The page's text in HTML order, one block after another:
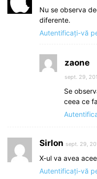
Nu se observa
diferente.
Autentificați-vă
zaone
sept. 29,
Se
ceea ce
SirIon sept. 29,
X-ul va avea
Autentificați-vă